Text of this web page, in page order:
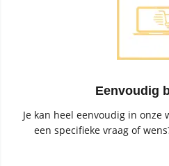
Eenvoudig
Je kan heel eenvoudig in onze
een specifieke vraag of